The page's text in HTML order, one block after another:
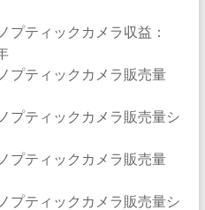
プティックカメラ収益：
プティックカメラ販売量
プティックカメラ販売量シ
プティックカメラ販売量
プティックカメラ販売量シ